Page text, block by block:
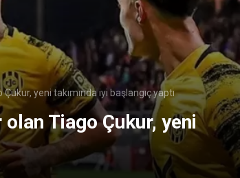
yeni takımında iyi başlangıç yaptı
olan Tiago Çukur, yeni